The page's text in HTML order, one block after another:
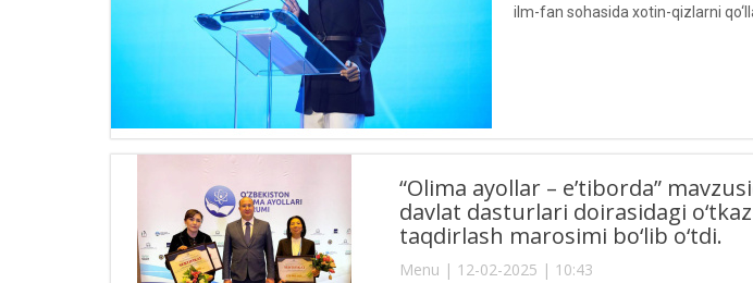
ilm-fan sohasida xotin-qizlarni
“Olima ayollar – e’tiborda”
davlat dasturlari doirasidagi
taqdirlash marosimi bo‘lib o‘tdi.
Menu | 12-02-2025 | 10:43